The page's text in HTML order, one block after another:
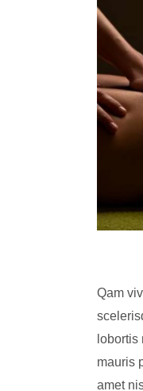
Qam
mauris
amet